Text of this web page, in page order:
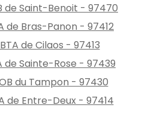
de Saint-Benoit - 97470
de Bras-Panon - 97412
de Cilaos - 97413
de Sainte-Rose - 97439
du Tampon - 97430
de Entre-Deux - 97414